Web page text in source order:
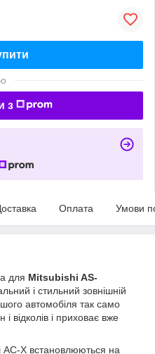
з
Оплата Умови
для Mitsubishi AS-
і стильний зовнішній
автомобіля так само
відколів і приховає вже
АС-Х встановлюються на